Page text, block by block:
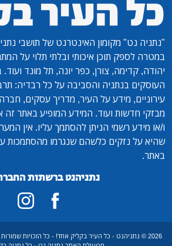
"נתניה נט" מקומון האינטרנט של תושבי
במטרה לספק תוכן איכותי ובלתי תלוי על
יהודה, קדימה, צורן, כפר יונה, תל מונד ועוד.
העוסקים בנתניה והסביבה על כל רבדיה:
עירוניים, מידע על העיר, מדריך עסקים,
מבזקי חדשות ועוד. המידע המופיע באתר זה
ו/או מידע רשמי הניתן להסתמך עליו. אין
שהיא על נזקים כלשהם שנגרמו מהסתמכות
באתר.
נתניהנט ברשתות
2026 © נתניהנט - כל העיר בקליק אחד! - כל הזכויות